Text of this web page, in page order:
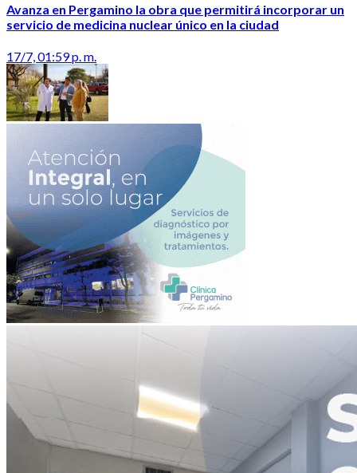
Avanza en Pergamino la obra que permitirá incorporar un
servicio de medicina nuclear único en la ciudad
17/7, 01:59 p. m.